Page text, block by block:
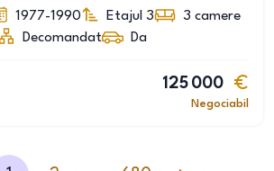
1977-1990 Etajul 3 3 camere
Decomandat
Da
125 000
Negociabil